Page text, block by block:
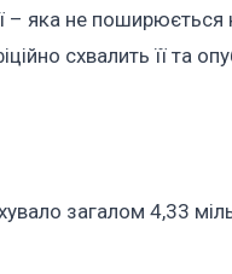
– яка не поширюється
схвалить її та
загалом 4,33